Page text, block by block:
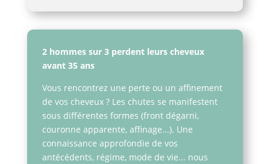
2 hommes sur 3 perdent leurs cheveux
avant 35 ans
Vous rencontrez une perte ou un affinement
de vos cheveux ? Les chutes se manifestent
sous différentes formes (front dégarni,
couronne apparente, affinage...). Une
connaissance approfondie de vos
antécédents, régime, mode de vie... nous